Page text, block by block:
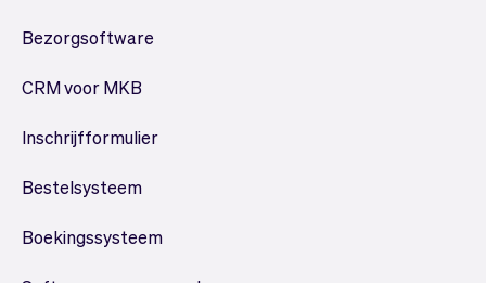
Bezorgsoftware
CRM voor MKB
Inschrijfformulier
Bestelsysteem
Boekingssysteem